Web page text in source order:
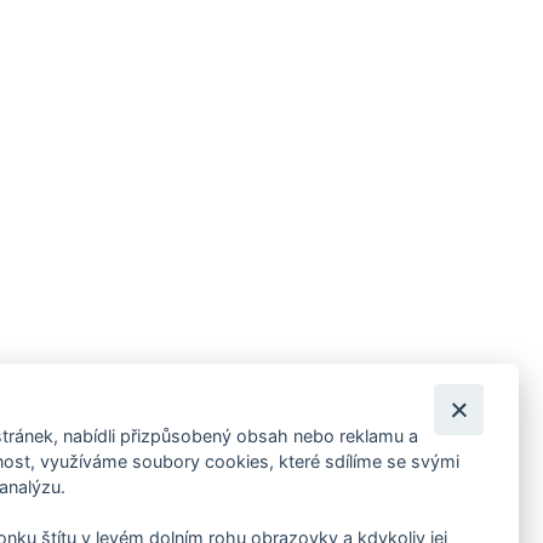
pozvánky na kulturní a sportovní akce?
nabídli přizpůsobený obsah nebo reklamu a
využíváme soubory cookies, které sdílíme se svými
štítu v levém dolním rohu obrazovky a kdykoliv jej